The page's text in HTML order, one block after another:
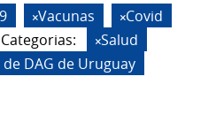
Vacunas
Covid
Categorias:
Salud
de DAG de Uruguay